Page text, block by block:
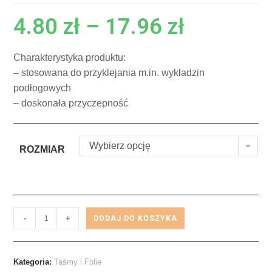
4.80 zł – 17.96 zł
Charakterystyka produktu:
– stosowana do przyklejania m.in. wykładzin
podłogowych
– doskonała przyczepność
ROZMIAR Wybierz opcję
- + DODAJ DO KOSZYKA
Kategoria:Taśmy i Folie